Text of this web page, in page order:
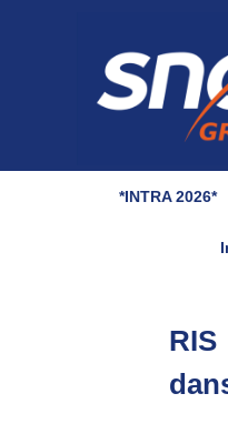
*INTRA 2026*